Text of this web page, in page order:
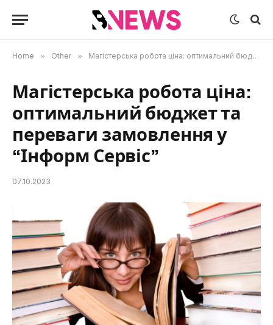
Home » Other » Магістерська робота ціна: оптимальний бюджет та переваги замовлення у “Інформ Сервіс”
Магістерська робота ціна:
оптимальний бюджет та
переваги замовлення у
“Інформ Сервіс”
07.10.2023